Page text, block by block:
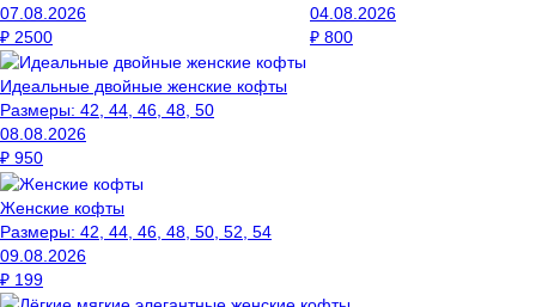
07.08.2026
₽ 2500
04.08.2026
₽ 800
Идеальные двойные женские кофты
Размеры: 42, 44, 46, 48, 50
08.08.2026
₽ 950
Женские кофты
Размеры: 42, 44, 46, 48, 50, 52, 54
09.08.2026
₽ 199